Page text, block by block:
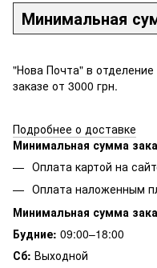
Минимальная
"Нова Почта" в
заказе от 3000 грн.
Подробнее о доставке
Минимальная сумма
Оплата картой на
Оплата наложенным
Минимальная сумма
Будние: 09:00–18:00
Сб: Выходной